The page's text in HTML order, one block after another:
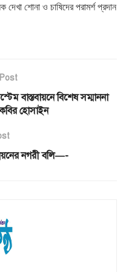
শোনা ও চাষিদের পরামর্শ প্রদান
বাস্তবায়নে বিশেষ সম্মাননা
হোসাইন
নগরী বলি—-